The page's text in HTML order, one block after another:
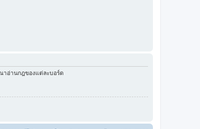
าอ่านกฎของแต่ละบอร์ด